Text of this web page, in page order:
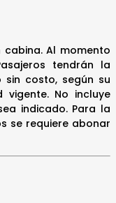
Al momento
tendrán la
costo, según su
No incluye
indicado. Para la
requiere abonar